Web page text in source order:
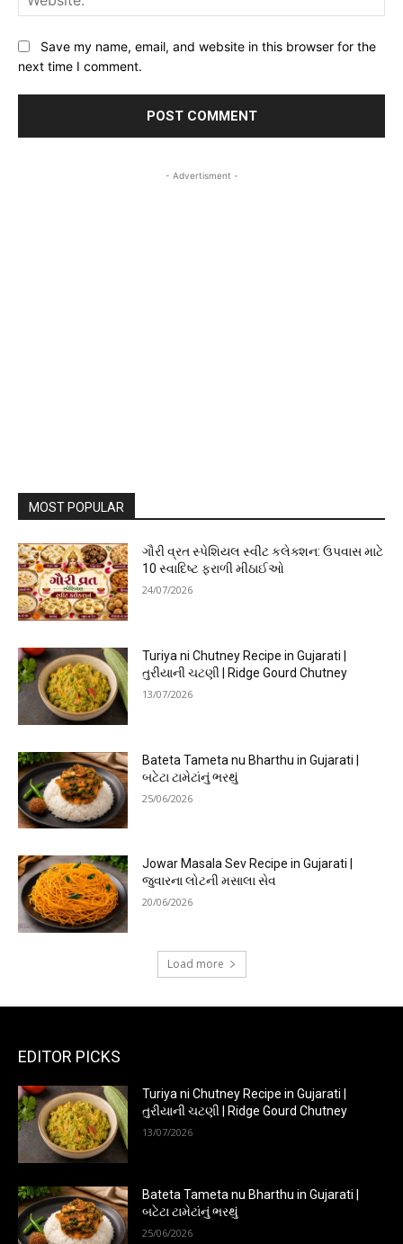
Save my name, email, and website in this browser for the
next time I comment.
- Advertisment -
MOST POPULAR
ગૌરી વ્રત સ્પેશિયલ સ્વીટ કલેક્શન: ઉપવાસ માટે
10 સ્વાદિષ્ટ ફરાળી મીઠાઈઓ
24/07/2026
Turiya ni Chutney Recipe in Gujarati |
તુરીયાની ચટણી | Ridge Gourd Chutney
13/07/2026
Bateta Tameta nu Bharthu in Gujarati |
બટેટા ટામેટાંનું ભરથું
25/06/2026
Jowar Masala Sev Recipe in Gujarati |
જુવારના લોટની મસાલા સેવ
20/06/2026
Load more
EDITOR PICKS
Turiya ni Chutney Recipe in Gujarati |
તુરીયાની ચટણી | Ridge Gourd Chutney
13/07/2026
Bateta Tameta nu Bharthu in Gujarati |
બટેટા ટામેટાંનું ભરથું
25/06/2026